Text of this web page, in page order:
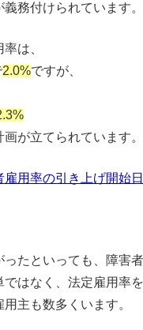
務付けられています。
は、
2.0%ですが、
が立てられています。
雇用率の引き上げ開始
たといっても、障害
ではなく、法定雇用率
主も数多くいます。